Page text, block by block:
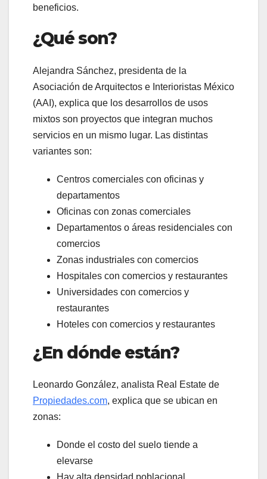
beneficios.
¿Qué son?
Alejandra Sánchez, presidenta de la
Asociación de Arquitectos e Interioristas México
(AAI), explica que los desarrollos de usos
mixtos son proyectos que integran muchos
servicios en un mismo lugar. Las distintas
variantes son:
Centros comerciales con oficinas y
departamentos
Oficinas con zonas comerciales
Departamentos o áreas residenciales con
comercios
Zonas industriales con comercios
Hospitales con comercios y restaurantes
Universidades con comercios y
restaurantes
Hoteles con comercios y restaurantes
¿En dónde están?
Leonardo González, analista Real Estate de
Propiedades.com, explica que se ubican en
zonas:
Donde el costo del suelo tiende a
elevarse
Hay alta densidad poblacional